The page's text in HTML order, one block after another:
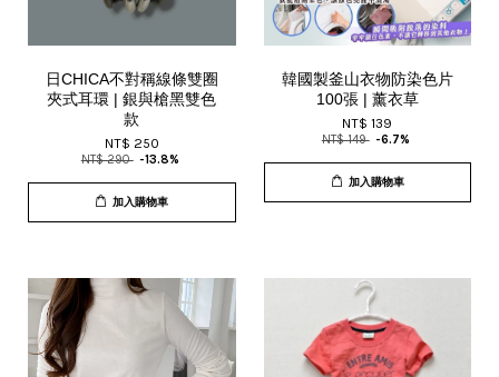
日CHICA不對稱線條雙圈
夾式耳環 | 銀與槍黑雙色
款
NT$ 250
NT$ 290 -13.8%
加入購物車
韓國製釜山衣物防染色片
100張 | 薰衣草
NT$ 139
NT$ 149 -6.7%
加入購物車